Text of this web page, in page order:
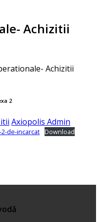
Achizitii
Achizitii
2
Axiopolis Admin
de-incarcat Download